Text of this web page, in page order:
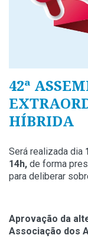
42ª
HÍBRIDA
Será realizada dia
14h, de forma
para deliberar
Aprovação da
Associação dos